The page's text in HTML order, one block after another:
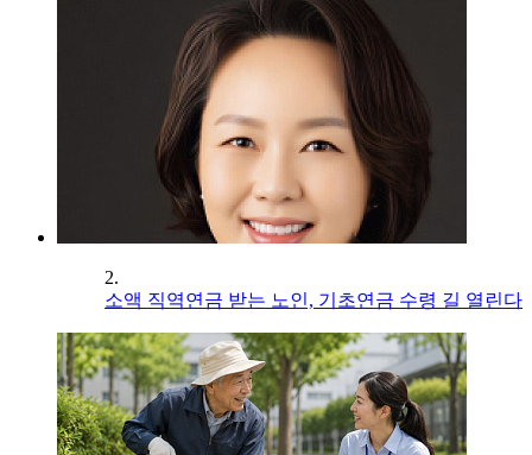
2.
소액 직역연금 받는 노인, 기초연금 수령 길 열린다